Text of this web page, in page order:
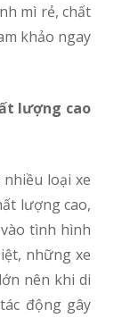
mì rẻ, chất
khảo ngay
lượng cao,
tình hình
những xe
nên khi di
động gây